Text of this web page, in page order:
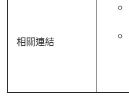
相關連結